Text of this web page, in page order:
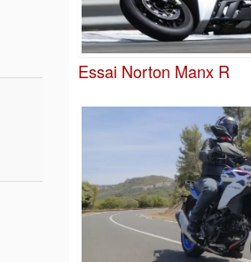
Essai Norton Manx R